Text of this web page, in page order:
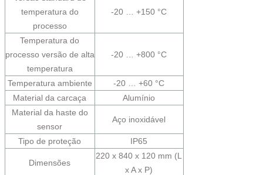
temperatura do
processo
-20 … +150 °C
Temperatura do
processo versão de alta
temperatura
-20 … +800 °C
Temperatura ambiente
-20 … +60 °C
Material da carcaça
Alumínio
Material da haste do
sensor
Aço inoxidável
Tipo de proteção IP65
Dimensões
220 x 840 x 120 mm (L
x A x P)